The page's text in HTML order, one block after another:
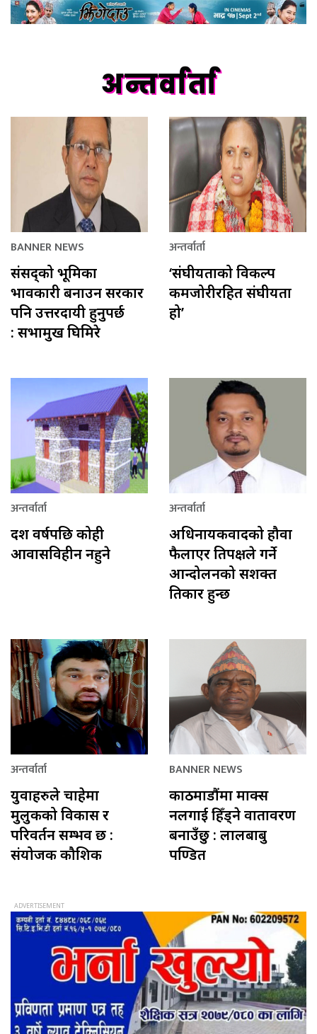
अन्तर्वार्ता
BANNER NEWS
संसद्को भूमिका
प्रभावकारी बनाउन सरकार
पनि उत्तरदायी हुनुपर्छ
: सभामुख घिमिरे
अन्तर्वार्ता
‘संघीयताको विकल्प
कमजोरीरहित संघीयता
हो’
अन्तर्वार्ता
दश वर्षपछि कोही
आवासविहीन नहुने
अन्तर्वार्ता
अधिनायकवादको हौवा
फैलाएर प्रतिपक्षले गर्ने
आन्दोलनको सशक्त
प्रतिकार हुन्छ
अन्तर्वार्ता
युवाहरुले चाहेमा
मुलुकको विकास र
परिवर्तन सम्भव छ :
संयोजक कौशिक
BANNER NEWS
काठमाडौंमा माक्स
नलगाई हिँड्ने वातावरण
बनाउँछु : लालबाबु
पण्डित